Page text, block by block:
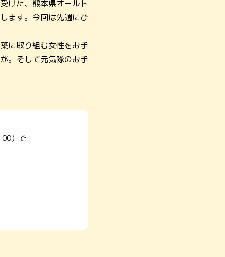
けた、熊本県オールト
ます。今回は先週にひ
に取り組む女性をお手
。そして元気隊のお手
）で